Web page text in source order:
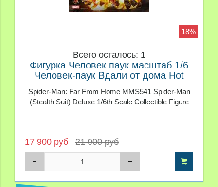
18%
Всего осталось: 1
Фигурка Человек паук масштаб 1/6
Человек-паук Вдали от дома Hot
Spider-Man: Far From Home MMS541 Spider-Man
(Stealth Suit) Deluxe 1/6th Scale Collectible Figure
17 900 руб 21 900 руб